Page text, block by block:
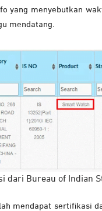
yang menyebutkan
mendatang.
dari Bureau of Indian
mendapat sertifikasi